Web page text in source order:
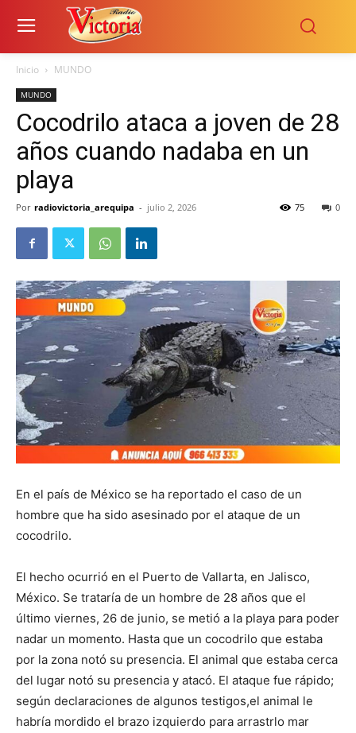
Inicio MUNDO
MUNDO
Cocodrilo ataca a joven de 28
años cuando nadaba en un
playa
Por radiovictoria_arequipa - julio 2, 2026 0
75
En el país de México se ha reportado el caso de un
hombre que ha sido asesinado por el ataque de un
cocodrilo.
El hecho ocurrió en el Puerto de Vallarta, en Jalisco,
México. Se trataría de un hombre de 28 años que el
último viernes, 26 de junio, se metió a la playa para poder
nadar un momento. Hasta que un cocodrilo que estaba
por la zona notó su presencia. El animal que estaba cerca
del lugar notó su presencia y atacó. El ataque fue rápido;
según declaraciones de algunos testigos,el animal le
habría mordido el brazo izquierdo para arrastrlo mar